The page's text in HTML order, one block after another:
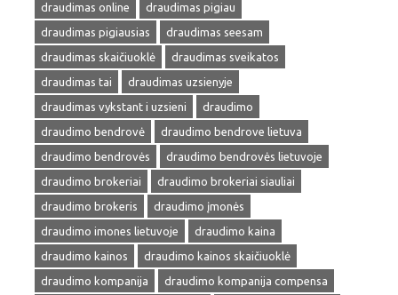
draudimas online
draudimas pigiau
draudimas pigiausias
draudimas seesam
draudimas skaičiuoklė
draudimas sveikatos
draudimas tai
draudimas uzsienyje
draudimas vykstant i uzsieni
draudimo
draudimo bendrovė
draudimo bendrove lietuva
draudimo bendrovės
draudimo bendrovės lietuvoje
draudimo brokeriai
draudimo brokeriai siauliai
draudimo brokeris
draudimo įmonės
draudimo imones lietuvoje
draudimo kaina
draudimo kainos
draudimo kainos skaičiuoklė
draudimo kompanija
draudimo kompanija compensa